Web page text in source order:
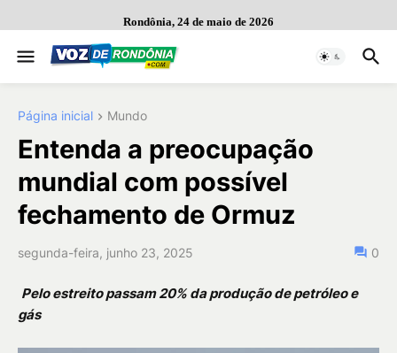
Rondônia, 24 de maio de 2026
Página inicial Mundo
Entenda a preocupação
mundial com possível
fechamento de Ormuz
segunda-feira, junho 23, 2025 0
Pelo estreito passam 20% da produção de petróleo e
gás